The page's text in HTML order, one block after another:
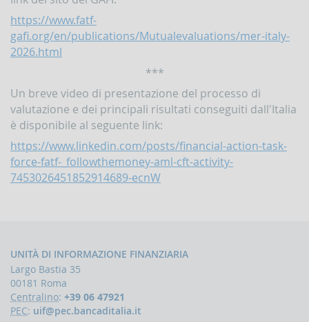
all'attività
dei
Paesi
che
pace
la
sicurezza
internazionale
Indicatori,
schemi
di
anomalia
Criteri
per
la
https://www.fatf-
gafi.org/en/publications/Mutualevaluations/mer-italy-
2026.html
***
Un breve video di presentazione del processo di
valutazione e dei principali risultati conseguiti dall'Italia
è disponibile al seguente link:
https://www.linkedin.com/posts/financial-action-task-
force-fatf-_followthemoney-aml-cft-activity-
7453026451852914689-ecnW
UNITÀ DI INFORMAZIONE FINANZIARIA
Largo Bastia 35
00181 Roma
Centralino: +39 06 47921
PEC: uif@pec.bancaditalia.it